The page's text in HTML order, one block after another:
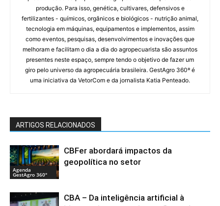
produção. Para isso, genética, cultivares, defensivos e
fertilizantes - químicos, orgânicos e biológicos - nutrição animal,
tecnologia em máquinas, equipamentos e implementos, assim
como eventos, pesquisas, desenvolvimentos e inovações que
melhoram e facilitam o dia a dia do agropecuarista são assuntos
presentes neste espaço, sempre tendo o objetivo de fazer um
giro pelo universo da agropecuária brasileira. GestAgro 360º é
uma iniciativa da VetorCom e da jornalista Katia Penteado.
ARTIGOS RELACIONADOS
Agenda
GestAgro 360°
CBFer abordará impactos da
geopolítica no setor
CBA – Da inteligência artificial à